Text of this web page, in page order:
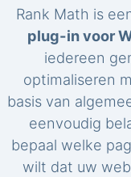
Rank Math is
plug-in voor
iedereen
optimaliseren
basis van
eenvoudig
bepaal welke
wilt dat uw